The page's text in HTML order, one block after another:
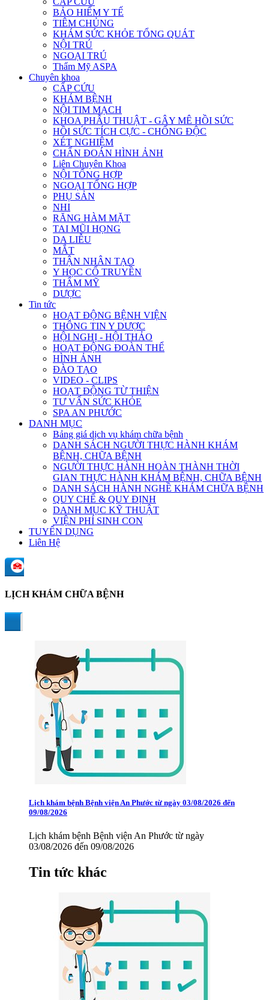
BẢO HIỂM Y TẾ
TIÊM CHỦNG
KHÁM SỨC KHỎE TỔNG QUÁT
NỘI TRÚ
NGOẠI TRÚ
Thẩm Mỹ ASPA
Chuyên khoa
CẤP CỨU
KHÁM BỆNH
NỘI TIM MẠCH
KHOA PHẪU THUẬT - GÂY MÊ HỒI SỨC
HỒI SỨC TÍCH CỰC - CHỐNG ĐỘC
XÉT NGHIỆM
CHẨN ĐOÁN HÌNH ẢNH
Liên Chuyên Khoa
NỘI TỔNG HỢP
NGOẠI TỔNG HỢP
PHỤ SẢN
NHI
RĂNG HÀM MẶT
TAI MŨI HỌNG
DA LIỄU
MẮT
THẬN NHÂN TẠO
Y HỌC CỔ TRUYỀN
THẨM MỸ
DƯỢC
Tin tức
HOẠT ĐỘNG BỆNH VIỆN
THÔNG TIN Y DƯỢC
HỘI NGHỊ - HỘI THẢO
HOẠT ĐỘNG ĐOÀN THỂ
HÌNH ẢNH
ĐÀO TẠO
VIDEO - CLIPS
HOẠT ĐỘNG TỪ THIỆN
TƯ VẤN SỨC KHỎE
SPA AN PHƯỚC
DANH MỤC
Bảng giá dịch vụ khám chữa bệnh
DANH SÁCH NGƯỜI THỰC HÀNH KHÁM
BỆNH, CHỮA BỆNH
NGƯỜI THỰC HÀNH HOÀN THÀNH THỜI
GIAN THỰC HÀNH KHÁM BỆNH, CHỮA BỆNH
DANH SÁCH HÀNH NGHỀ KHÁM CHỮA BỆNH
QUY CHẾ & QUY ĐỊNH
DANH MỤC KỸ THUẬT
VIỆN PHÍ SINH CON
TUYỂN DỤNG
Liên Hệ
LỊCH KHÁM CHỮA BỆNH
Lịch khám bệnh Bệnh viện An Phước từ ngày 03/08/2026 đến
09/08/2026
Lịch khám bệnh Bệnh viện An Phước từ ngày
03/08/2026 đến 09/08/2026
Tin tức khác